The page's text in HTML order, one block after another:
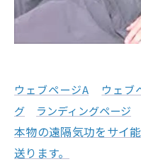
ウェブページA ウェブ
グ
ランディングページ
本物の遠隔気功をサイ
送ります。